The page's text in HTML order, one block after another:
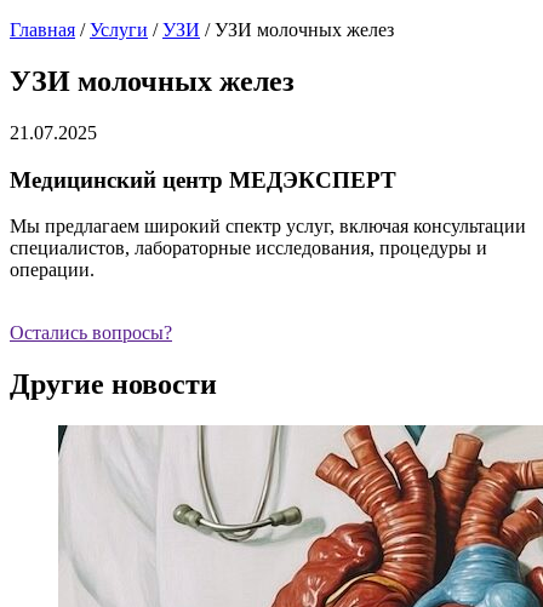
Главная /Услуги /УЗИ /УЗИ молочных желез
УЗИ молочных желез
21.07.2025
Медицинский центр МЕДЭКСПЕРТ
Мы предлагаем широкий спектр услуг, включая консультации
специалистов, лабораторные исследования, процедуры и
операции.
Остались вопросы?
Другие новости